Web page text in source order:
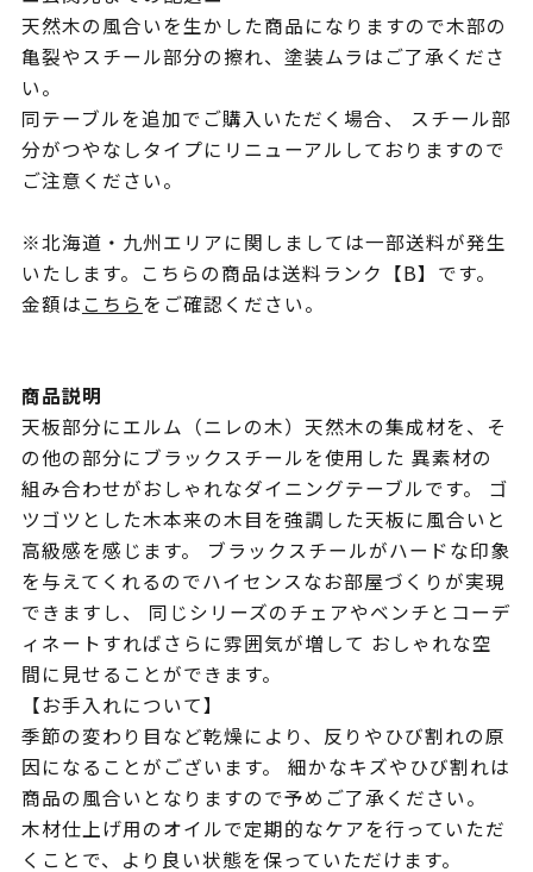
天然木の風合いを生かした商品になりますので木部の
亀裂やスチール部分の擦れ、塗装ムラはご了承くださ
い。
同テーブルを追加でご購入いただく場合、 スチール部
分がつやなしタイプにリニューアルしておりますので
ご注意ください。
※北海道・九州エリアに関しましては一部送料が発生
いたします。こちらの商品は送料ランク【B】です。
金額はこちらをご確認ください。
商品説明
天板部分にエルム（ニレの木）天然木の集成材を、そ
の他の部分にブラックスチールを使用した 異素材の
組み合わせがおしゃれなダイニングテーブルです。 ゴ
ツゴツとした木本来の木目を強調した天板に風合いと
高級感を感じます。 ブラックスチールがハードな印象
を与えてくれるのでハイセンスなお部屋づくりが実現
できますし、 同じシリーズのチェアやベンチとコーデ
ィネートすればさらに雰囲気が増して おしゃれな空
間に見せることができます。
【お手入れについて】
季節の変わり目など乾燥により、反りやひび割れの原
因になることがございます。 細かなキズやひび割れは
商品の風合いとなりますので予めご了承ください。
木材仕上げ用のオイルで定期的なケアを行っていただ
くことで、より良い状態を保っていただけます。